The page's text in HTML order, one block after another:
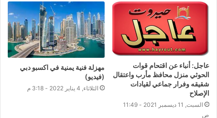
عاجل: أنباء عن اقتحام قوات
الحوثي منزل محافظ مأرب واعتقال
شقيقه وفرار جماعي لقيادات
الإصلاح
السبت, 11 ديسمبر 2021 - 11:49
ص
مهزلة فنية يمنية في اكسبو دبي
(فيديو)
الثلاثاء, 4 يناير 2022 - 3:18 م